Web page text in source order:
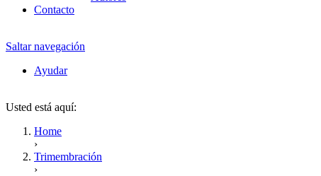
Contacto
Saltar navegación
Ayudar
Usted está aquí:
Home
›
Trimembración
›